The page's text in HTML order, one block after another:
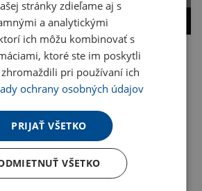
stránky zdieľame aj s
a analytickými
ich môžu kombinovať s
ktoré ste im poskytli
pri používaní ich
ochrany osobných údajov
PRIJAŤ VŠETKO
VŠETKO